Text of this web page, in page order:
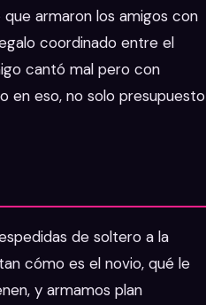
armaron los amigos con
coordinado entre el
cantó mal pero con
en eso, no solo presupuesto
de soltero a la
cómo es el novio, qué le
y armamos plan